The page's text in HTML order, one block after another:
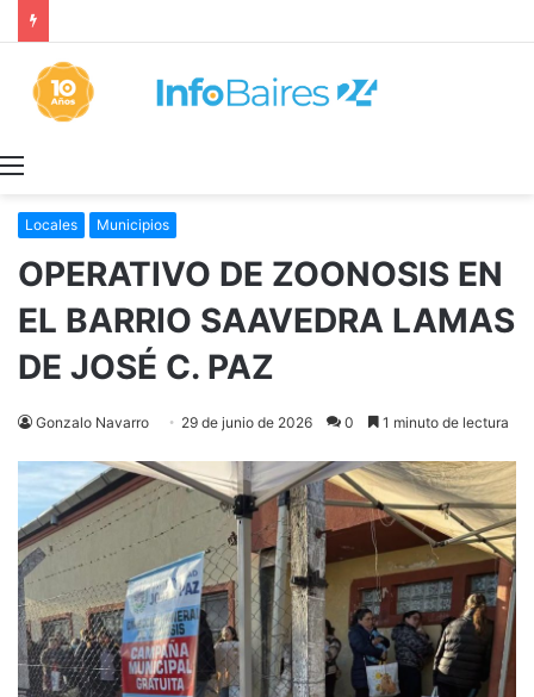
Locales Municipios
OPERATIVO DE ZOONOSIS EN
EL BARRIO SAAVEDRA LAMAS
DE JOSÉ C. PAZ
Gonzalo Navarro 29 de junio de 2026 0 1 minuto de lectura